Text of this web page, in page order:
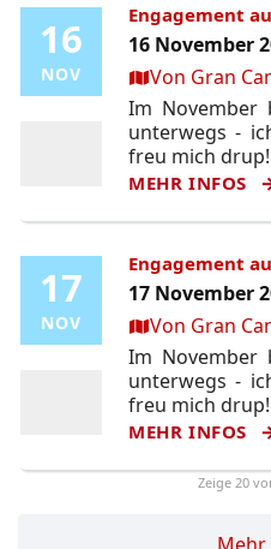
16
NOV
16
NOV
Engagement
16 November
Ort:Von Gran
Im November
unterwegs -
freu mich drup!
MEHR INFOS
17
NOV
17
NOV
Engagement
17 November
Ort:Von Gran
Im November
unterwegs -
freu mich drup!
MEHR INFOS
Zeige 20